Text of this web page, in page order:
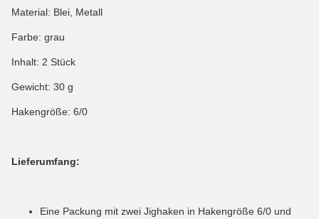
Material: Blei, Metall
Farbe: grau
Inhalt: 2 Stück
Gewicht: 30 g
Hakengröße: 6/0
Lieferumfang:
Eine Packung mit zwei Jighaken in Hakengröße 6/0 und